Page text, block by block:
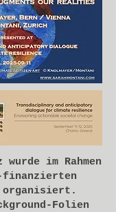
im Rahmen
finanzierten
organisiert.
Folien